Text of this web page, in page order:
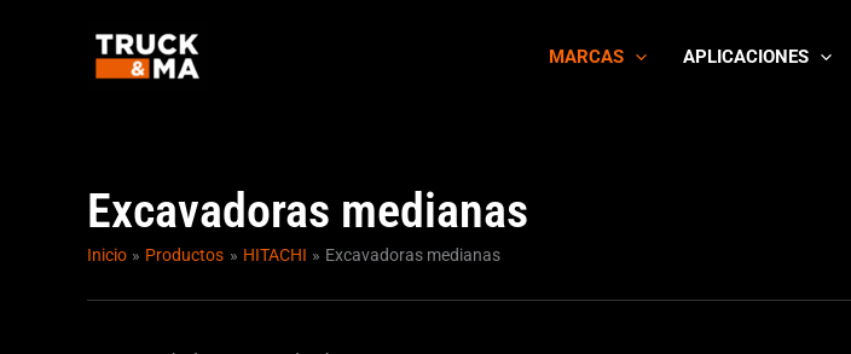
MARCAS APLICACIONES
Excavadoras medianas
Inicio Productos HITACHI Excavadoras medianas